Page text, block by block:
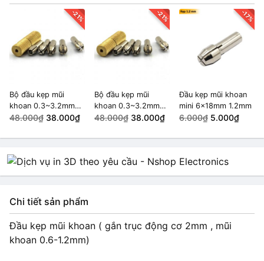
-21%
Bộ đầu kẹp mũi
khoan 0.3~3.2mm
2mm
48.000₫ 38.000₫
-21%
Bộ đầu kẹp mũi
khoan 0.3~3.2mm
2mm
48.000₫ 38.000₫
-17%
Đầu kẹp mũi khoan
mini 6x18mm 1.2mm
6.000₫ 5.000₫
Chi tiết sản phẩm
Đầu kẹp mũi khoan ( gắn trục động cơ 2mm , mũi
khoan 0.6-1.2mm)